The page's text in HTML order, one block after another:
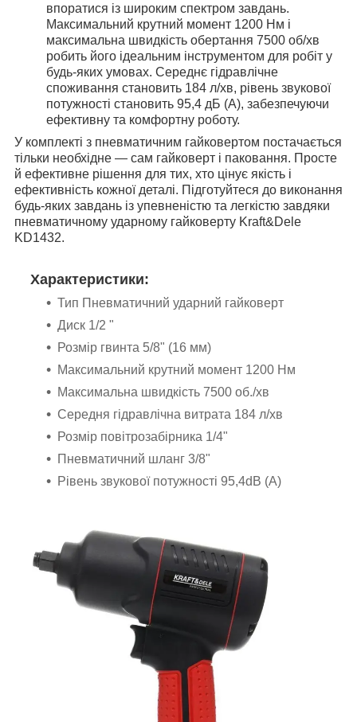
впоратися із широким спектром завдань.
Максимальний крутний момент 1200 Нм і
максимальна швидкість обертання 7500 об/хв
робить його ідеальним інструментом для робіт у
будь-яких умовах. Середнє гідравлічне
споживання становить 184 л/хв, рівень звукової
потужності становить 95,4 дБ (А), забезпечуючи
ефективну та комфортну роботу.
У комплекті з пневматичним гайковертом постачається
тільки необхідне — сам гайковерт і паковання. Просте
й ефективне рішення для тих, хто цінує якість і
ефективність кожної деталі. Підготуйтеся до виконання
будь-яких завдань із упевненістю та легкістю завдяки
пневматичному ударному гайковерту Kraft&Dele
KD1432.
Характеристики:
Тип Пневматичний ударний гайковерт
Диск 1/2 "
Розмір гвинта 5/8" (16 мм)
Максимальний крутний момент 1200 Нм
Максимальна швидкість 7500 об./хв
Середня гідравлічна витрата 184 л/хв
Розмір повітрозабірника 1/4"
Пневматичний шланг 3/8"
Рівень звукової потужності 95,4dB (А)